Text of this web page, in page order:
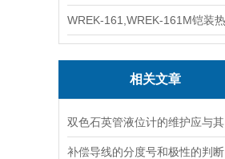
相关文章
补偿导线的分度号和极性的判断